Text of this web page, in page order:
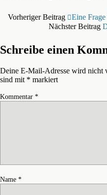
Vorheriger Beitrag
Eine
Nächster Beitrag
Schreibe einen
Deine E-Mail-Adresse wird nicht
sind mit * markiert
Kommentar *
Name *